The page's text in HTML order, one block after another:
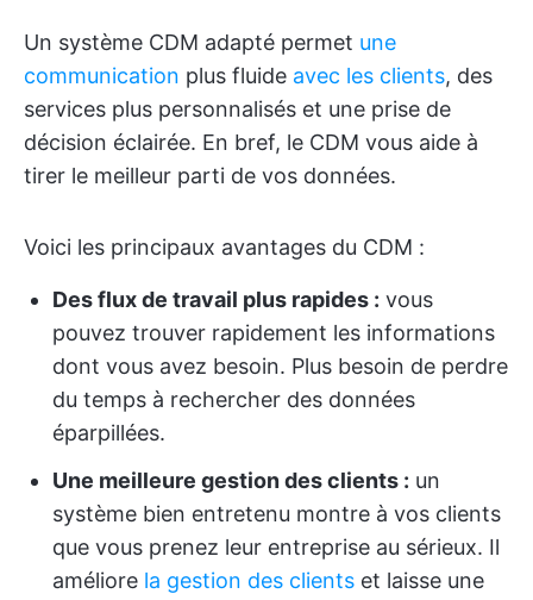
Un système CDM adapté permet une
communication plus fluide avec les clients, des
services plus personnalisés et une prise de
décision éclairée. En bref, le CDM vous aide à
tirer le meilleur parti de vos données.
Voici les principaux avantages du CDM :
Des flux de travail plus rapides : vous
pouvez trouver rapidement les informations
dont vous avez besoin. Plus besoin de perdre
du temps à rechercher des données
éparpillées.
Une meilleure gestion des clients : un
système bien entretenu montre à vos clients
que vous prenez leur entreprise au sérieux. Il
améliore la gestion des clients et laisse une